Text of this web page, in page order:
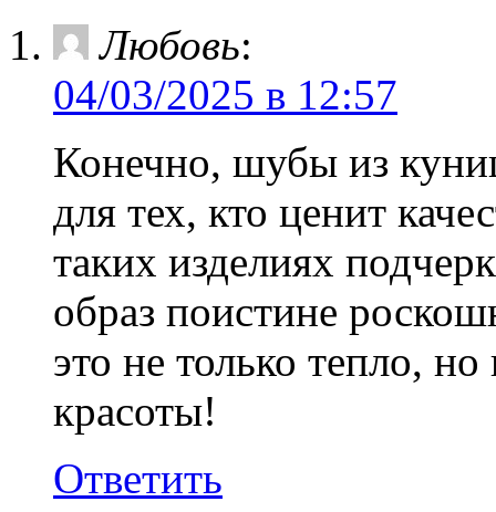
Любовь:
04/03/2025 в 12:57
Конечно, шубы из
для тех, кто ценит
таких изделиях
образ поистине
это не только тепло,
красоты!
Ответить